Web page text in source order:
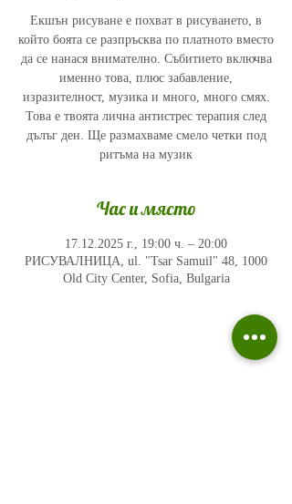
Екшън рисуване е похват в рисуването, в
който боята се разпръсква по платното вместо
да се нанася внимателно. Събитието включва
именно това, плюс забавление,
изразителност, музика и много, много смях.
Това е твоята лична антистрес терапия след
дълъг ден. Ще размахваме смело четки под
ритъма на музик
Час и място
17.12.2025 г., 19:00 ч. – 20:00
РИСУВАЛНИЦА, ul. "Tsar Samuil" 48, 1000
Old City Center, Sofia, Bulgaria